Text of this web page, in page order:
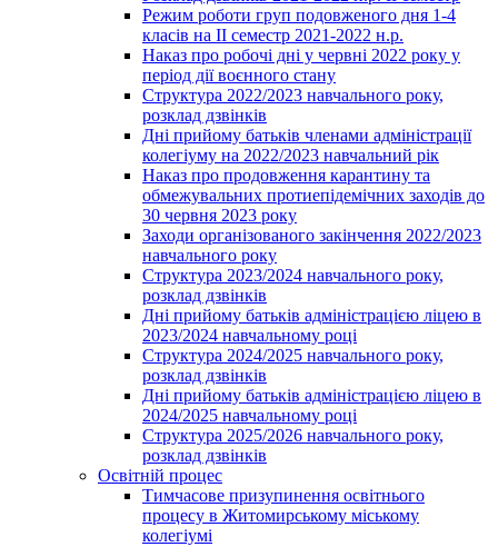
Режим роботи груп подовженого дня 1-4
класів на ІІ семестр 2021-2022 н.р.
Наказ про робочі дні у червні 2022 року у
період дії воєнного стану
Структура 2022/2023 навчального року,
розклад дзвінків
Дні прийому батьків членами адміністрації
колегіуму на 2022/2023 навчальний рік
Наказ про продовження карантину та
обмежувальних протиепідемічних заходів до
30 червня 2023 року
Заходи організованого закінчення 2022/2023
навчального року
Структура 2023/2024 навчального року,
розклад дзвінків
Дні прийому батьків адміністрацією ліцею в
2023/2024 навчальному році
Структура 2024/2025 навчального року,
розклад дзвінків
Дні прийому батьків адміністрацією ліцею в
2024/2025 навчальному році
Структура 2025/2026 навчального року,
розклад дзвінків
Освітній процес
Тимчасове призупинення освітнього
процесу в Житомирському міському
колегіумі